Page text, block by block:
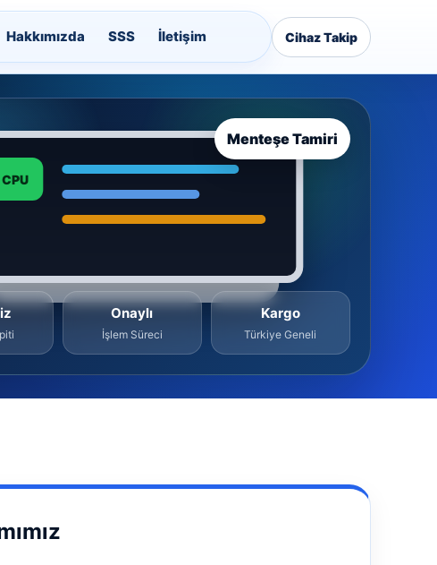
Hakkımızda SSS İletişim Cihaz Takip
CPU
Menteşe Tamiri
Onaylı
İşlem Süreci
Kargo
Türkiye Geneli